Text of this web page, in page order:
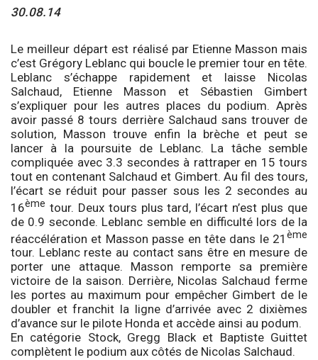
30.08.14
Le meilleur départ est réalisé par Etienne Masson mais
c’est Grégory Leblanc qui boucle le premier tour en tête.
Leblanc s’échappe rapidement et laisse Nicolas
Salchaud, Etienne Masson et Sébastien Gimbert
s’expliquer pour les autres places du podium. Après
avoir passé 8 tours derrière Salchaud sans trouver de
solution, Masson trouve enfin la brèche et peut se
lancer à la poursuite de Leblanc. La tâche semble
compliquée avec 3.3 secondes à rattraper en 15 tours
tout en contenant Salchaud et Gimbert. Au fil des tours,
l’écart se réduit pour passer sous les 2 secondes au
16ème tour. Deux tours plus tard, l’écart n’est plus que
de 0.9 seconde. Leblanc semble en difficulté lors de la
réaccélération et Masson passe en tête dans le 21 ème
tour. Leblanc reste au contact sans être en mesure de
porter une attaque. Masson remporte sa première
victoire de la saison. Derrière, Nicolas Salchaud ferme
les portes au maximum pour empêcher Gimbert de le
doubler et franchit la ligne d’arrivée avec 2 dixièmes
d’avance sur le pilote Honda et accède ainsi au podum.
En catégorie Stock, Gregg Black et Baptiste Guittet
complètent le podium aux côtés de Nicolas Salchaud.